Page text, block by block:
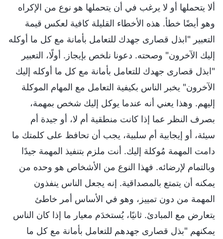
ألا يتحملها أو لا يرغب في أن يتحملها هو نوع من الإكراه
وهو أيضًا خطأ. هذه الأخطاء القليلة كافية لعكس قيمة
التعبير "ابذل قصارى جهدك للتعامل بأمانة مع كل ما أوكله
إليك الآخرون" وصحته. دعونا نلخص بإيجاز. أولًا، التعبير
"ابذل قصارى جهدك للتعامل بأمانة مع كل ما أوكله إليك
الآخرون" يخبر الناس بكيفية التعامل مع المهام الموكلة
إليهم. وهذا يعني أنه عندما يوكل إليك شخص بمهمة،
بصرف النظر عما إذا كانت منطقية أم لا، أو جيدة أم
سيئة، أو إيجابية أم سلبية، يجب أن تحافظ على كلمتك ما
دامت المهمة مُوكلة إليك. أنت ملزم بتنفيذ المهمة جيدًا
وبالتمام لإرضائه. فهذا النوع من الأشخاص هو وحده من
يمكنه أن يتمتع بالمصداقية. إنه يجعل الناس ينفذون
المهمة من دون تمييز، وهو في الأساس أمر خاطئ
يتعارض مع المبادئ. ثانيًا، يُستخدَم معيار ما إذا كان الناس
يمكنهم "بذل قصارى جهدهم للتعامل بأمانة مع كل ما